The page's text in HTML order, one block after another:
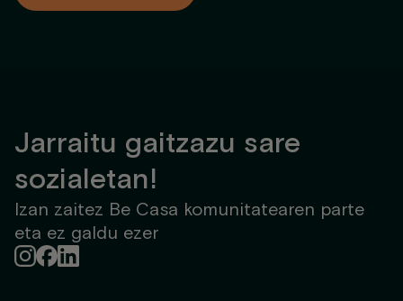
aurretik edo lehen 2 hilabeteen aurretiazko ordainketa.
Jarraitu gaitzazu sare
sozialetan!
Izan zaitez Be Casa komunitatearen parte
eta ez galdu ezer